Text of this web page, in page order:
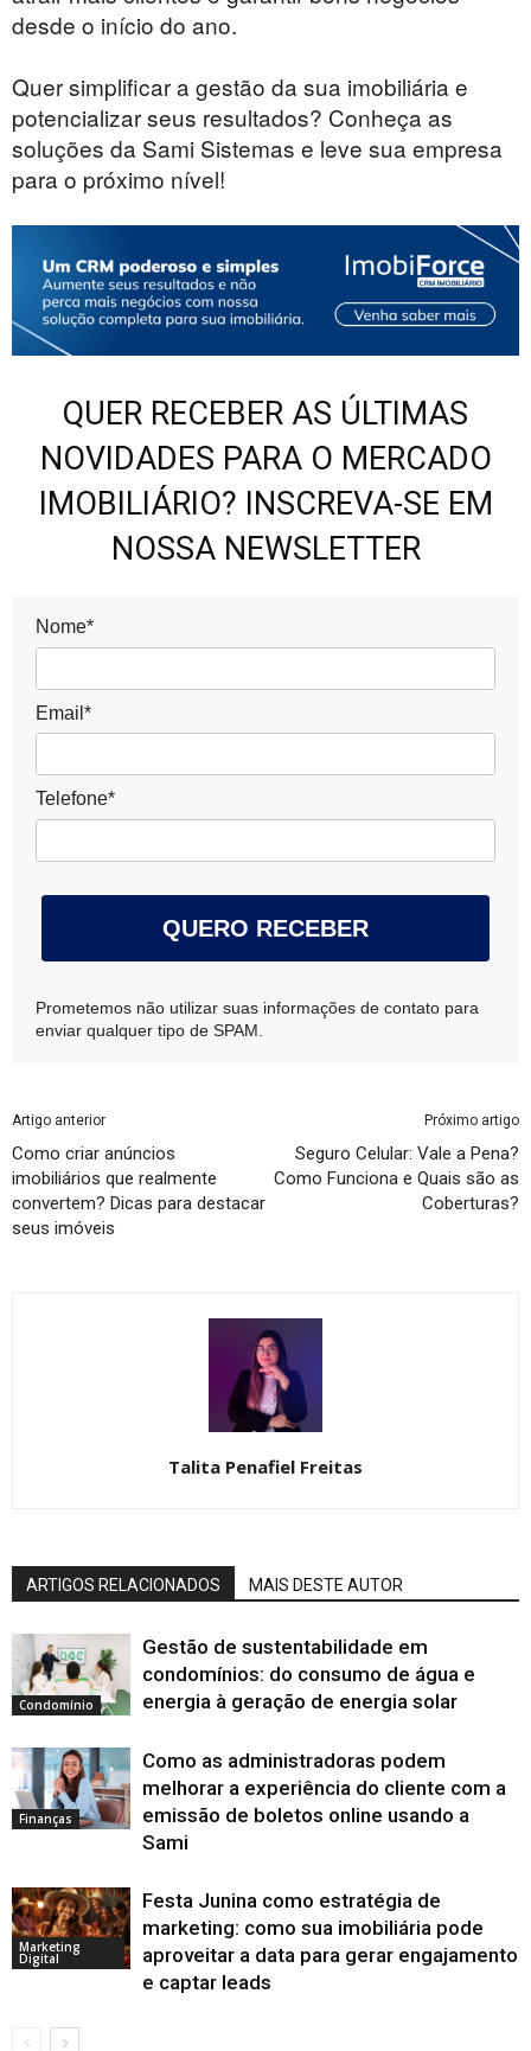
desde o início do ano.
Quer simplificar a gestão da sua imobiliária e
potencializar seus resultados? Conheça as
soluções da Sami Sistemas e leve sua empresa
para o próximo nível!
QUER RECEBER AS ÚLTIMAS
NOVIDADES PARA O MERCADO
IMOBILIÁRIO? INSCREVA-SE EM
NOSSA NEWSLETTER
Nome*
Email*
Telefone*
QUERO RECEBER
Prometemos não utilizar suas informações de contato para
enviar qualquer tipo de SPAM.
Artigo anterior
Como criar anúncios
imobiliários que realmente
convertem? Dicas para destacar
seus imóveis
Próximo artigo
Seguro Celular: Vale a Pena?
Como Funciona e Quais são as
Coberturas?
Talita Penafiel Freitas
ARTIGOS RELACIONADOS MAIS DESTE AUTOR
Condomínio
Gestão de sustentabilidade em
condomínios: do consumo de água e
energia à geração de energia solar
Finanças
Como as administradoras podem
melhorar a experiência do cliente com a
emissão de boletos online usando a
Sami
Marketing
Digital
Festa Junina como estratégia de
marketing: como sua imobiliária pode
aproveitar a data para gerar engajamento
e captar leads